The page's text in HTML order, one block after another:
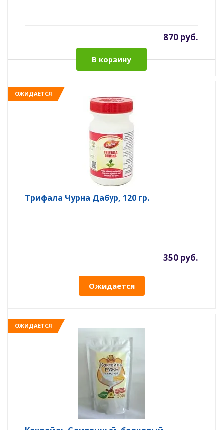
870 руб.
В корзину
ОЖИДАЕТСЯ
Трифала Чурна Дабур, 120 гр.
350 руб.
Ожидается
ОЖИДАЕТСЯ